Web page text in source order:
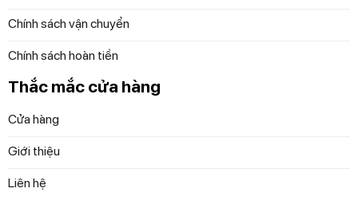
động tắt để đảm bảo thời gian điều trị hoàn hảo. Bất kể
vùng nào của lưng đang gặp khó khăn, Ghế massage thư
các vùng massage khác nhau. Ngoài ra, ghế dài còn có
thoại di động hoặc laptop trong khi sử dụng.
Chính sách vận chuyển
Chính sách hoàn tiền
Thắc mắc cửa hàng
Cửa hàng
Giới thiệu
Liên hệ